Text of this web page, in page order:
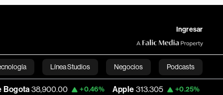
Ingresar
Línea Studios Negocios Podcasts
English
+0.46% Apple 313.305 +0.25% USD COP 3,159.60